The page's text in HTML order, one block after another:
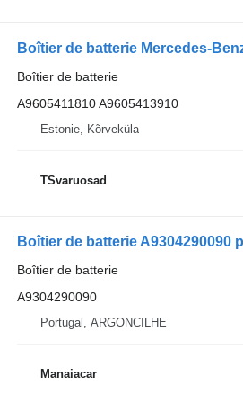
Boîtier de batterie
A9605411810 A9605413910
Estonie, Kõrveküla
TSvaruosad
Boîtier de batterie A9304290090
Boîtier de batterie
A9304290090
Portugal, ARGONCILHE
Manaiacar